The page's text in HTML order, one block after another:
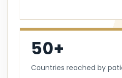
50+
Countries reached by